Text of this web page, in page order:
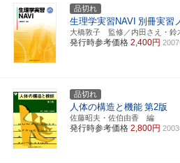
品切れ
生理学実習NAVI 別冊実習
大橋敦子 監修／内田さえ・
発行時参考価格 2,400円
品切れ
人体の構造と機能 第2版
佐藤昭夫・佐伯由香 編
発行時参考価格 2,800円